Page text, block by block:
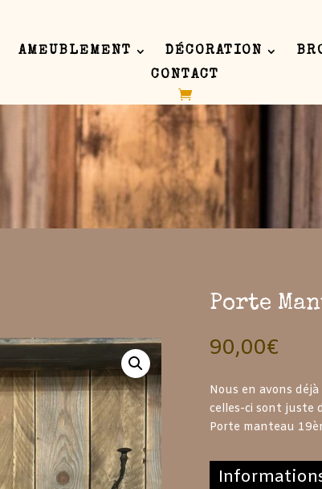
AMEUBLEMENT DÉCORATION
CONTACT
inline or in the module Content settings. You can also style
the module Advanced settings.
Porte
90,00€
Nous en avons
celles-ci sont juste
Porte manteau